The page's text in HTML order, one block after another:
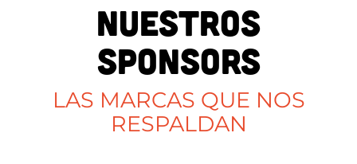
NUESTROS
SPONSORS
LAS MARCAS QUE NOS
RESPALDAN